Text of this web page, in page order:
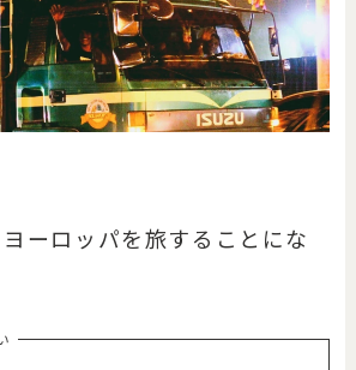
ーロッパを旅することにな